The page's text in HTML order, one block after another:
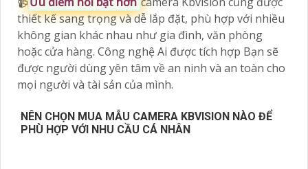
thiết kế sang trọng và dễ lắp đặt, phù hợp với nhiều
không gian khác nhau như gia đình, văn phòng
hoặc cửa hàng. Công nghệ Ai được tích hợp Bạn sẽ
được người dùng yên tâm về an ninh và an toàn cho
mọi người và tài sản của mình.
NÊN CHỌN MUA MẪU CAMERA KBVISION NÀO ĐỂ
PHÙ HỢP VỚI NHU CẦU CÁ NHÂN